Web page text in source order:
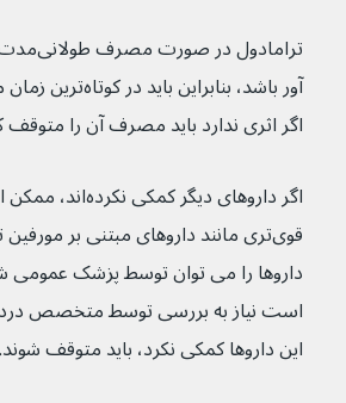
آور باشد، بنابراین
اگر اثری ندارد باید مصرف آن را متوقف
قوی‌تری مانند داروهای مبتنی بر
داروها را می توان توسط پزشک عمومی
است نیاز به بررسی توسط متخصص درد
این داروها کمکی نکرد، باید متوقف شوند.